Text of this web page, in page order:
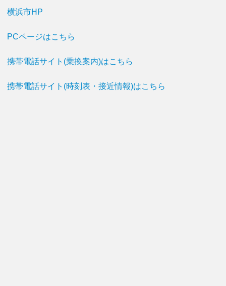
横浜市HP
PCページはこちら
携帯電話サイト(乗換案内)はこちら
携帯電話サイト(時刻表・接近情報)はこちら